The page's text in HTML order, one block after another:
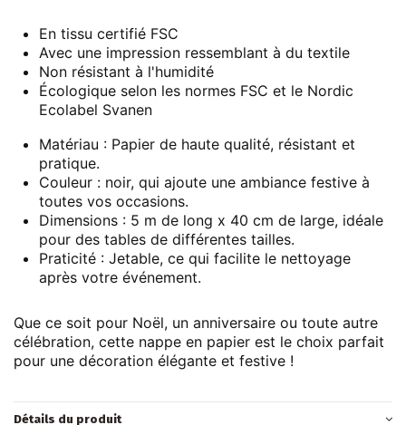
En tissu certifié FSC
Avec une impression ressemblant à du textile
Non résistant à l'humidité
Écologique selon les normes FSC et le Nordic
Ecolabel Svanen
Matériau : Papier de haute qualité, résistant et
pratique.
Couleur : noir, qui ajoute une ambiance festive à
toutes vos occasions.
Dimensions : 5 m de long x 40 cm de large, idéale
pour des tables de différentes tailles.
Praticité : Jetable, ce qui facilite le nettoyage
après votre événement.
Que ce soit pour Noël, un anniversaire ou toute autre
célébration, cette nappe en papier est le choix parfait
pour une décoration élégante et festive !
Détails du produit